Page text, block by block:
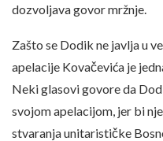
dozvoljava govor mržnje.
Zašto se Dodik ne javlja u
apelacije Kovačevića je
Neki glasovi govore da
svojom apelacijom, jer bi
stvaranja unitarističke